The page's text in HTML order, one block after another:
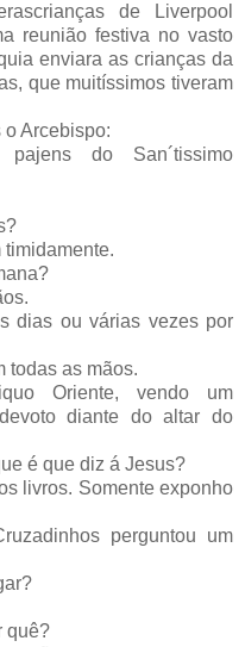
de Liverpool
reunião festiva no vasto
enviara as crianças da
que muitíssimos tiveram
Arcebispo:
do San´tissimo
timidamente.
dias ou várias vezes por
todas as mãos.
Oriente, vendo um
diante do altar do
é que diz á Jesus?
livros. Somente exponho
perguntou um
quê?